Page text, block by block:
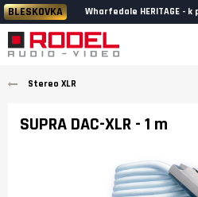
BLESKOVKA Wharfedale HERITAGE -
Stereo XLR
SUPRA DAC-XLR - 1 m